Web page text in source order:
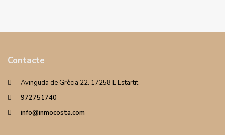
Contacte
Avinguda de Grècia 22. 17258 L'Estartit
972751740
info@inmocosta.com